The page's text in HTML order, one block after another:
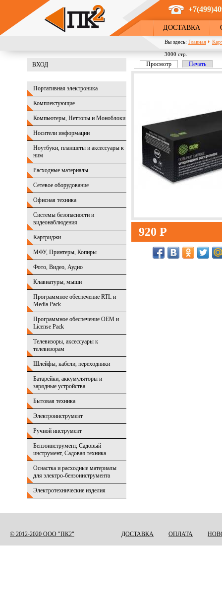
Перейти к основному содержанию
ДОСТАВКА
Вы здесь: Главная
3000 стр.
ВХОД
Портативная электроника
Комплектующие
Компьютеры, Неттопы и Моноблоки
Носители информации
Ноутбуки, планшеты и аксессуары к
ним
Расходные материалы
Сетевое оборудование
Офисная техника
Системы безопасности и
видеонаблюдения
Картриджи
МФУ, Принтеры, Копиры
Фото, Видео, Аудио
Клавиатуры, мыши
Программное обеспечение RTL и
Media Pack
Программное обеспечение OEM и
License Pack
Телевизоры, аксессуары к
телевизорам
Шлейфы, кабели, переходники
Батарейки, аккумуляторы и
зарядные устройства
Бытовая техника
Электроинструмент
Ручной инструмент
Бензоинструмент, Садовый
инструмент, Садовая техника
Оснастка и расходные материалы
для электро-бензоинструмента
Электротехнические изделия
Главные вкладки
Просмотр (активная вкладка)
Печать
920 Р
© 2012-2020 ООО "ПК2" ДОСТАВКА ОПЛАТА